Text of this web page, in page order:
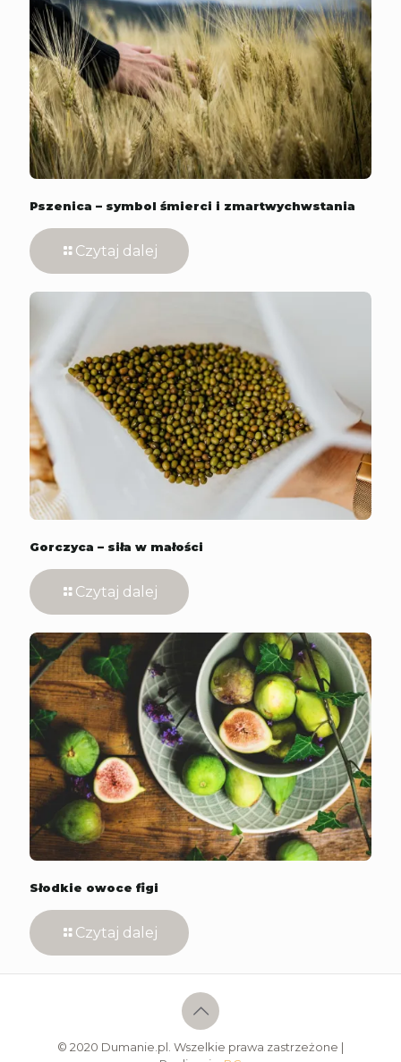
Pszenica – symbol śmierci i zmartwychwstania
Czytaj dalej
Gorczyca – siła w małości
Czytaj dalej
Słodkie owoce figi
Czytaj dalej
© 2020 Dumanie.pl. Wszelkie prawa zastrzeżone |